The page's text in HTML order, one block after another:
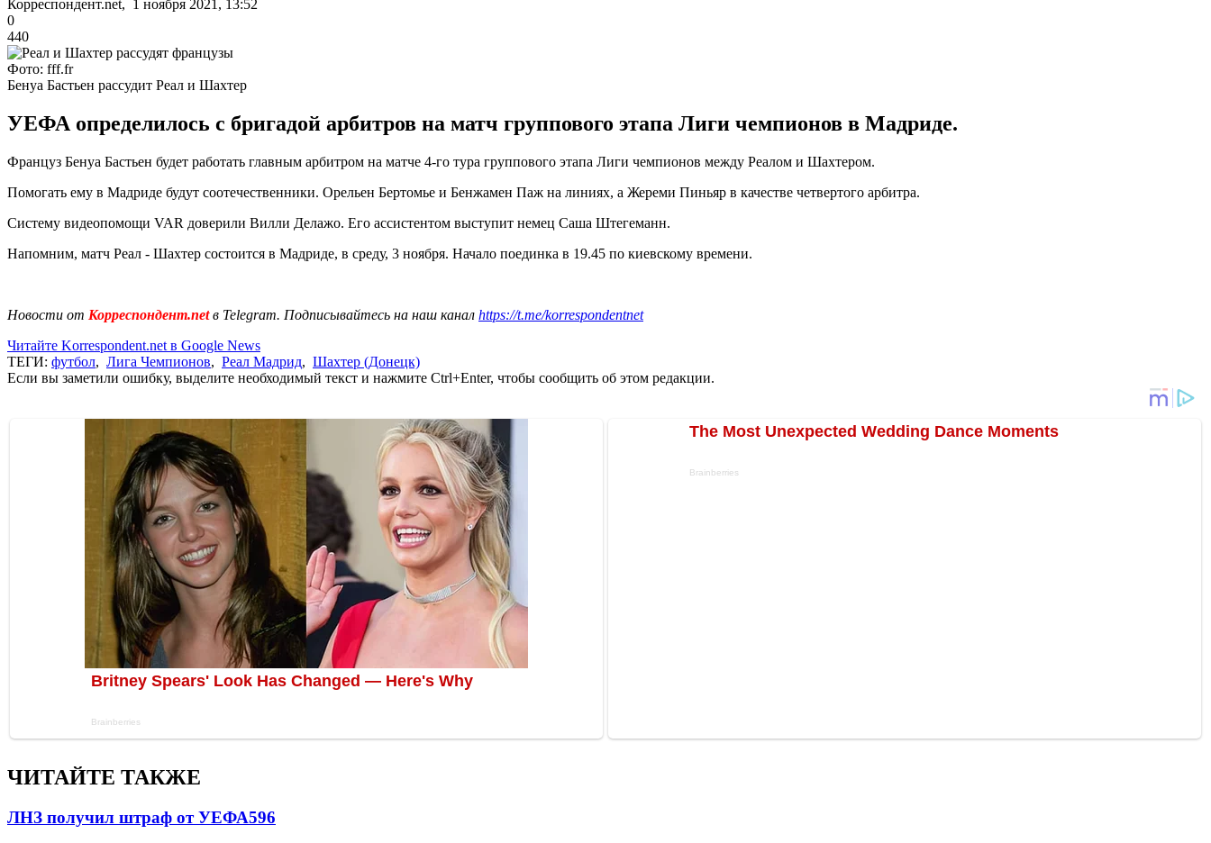
Корреспондент.net, 1 ноября 2021, 13:52
0
440
Фото: fff.fr
Бенуа Бастьен рассудит Реал и Шахтер
УЕФА определилось с бригадой арбитров на матч группового этапа Лиги чемпионов в Мадриде.
Француз Бенуа Бастьен будет работать главным арбитром на матче 4-го тура группового этапа Лиги чемпионов между Реалом и Шахтером.
Помогать ему в Мадриде будут соотечественники. Орельен Бертомье и Бенжамен Паж на линиях, а Жереми Пиньяр в качестве четвертого арбитра.
Систему видеопомощи VAR доверили Вилли Делажо. Его ассистентом выступит немец Саша Штегеманн.
Напомним, матч Реал - Шахтер состоится в Мадриде, в среду, 3 ноября. Начало поединка в 19.45 по киевскому времени.
Новости от Корреспондент.netв Telegram. Подписывайтесь на наш канал https://t.me/korrespondentnet
Читайте Korrespondent.net в Google News
ТЕГИ: футбол, Лига Чемпионов, Реал Мадрид, Шахтер (Донецк)
Если вы заметили ошибку, выделите необходимый текст и нажмите Ctrl+Enter, чтобы сообщить об этом редакции.
ЧИТАЙТЕ ТАКЖЕ
ЛНЗ получил штраф от УЕФА596